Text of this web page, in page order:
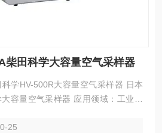
柴田科学大容量空气采样器
科学HV-500R大容量空气采样器 日本
采样器 应用领域：工业粉
25